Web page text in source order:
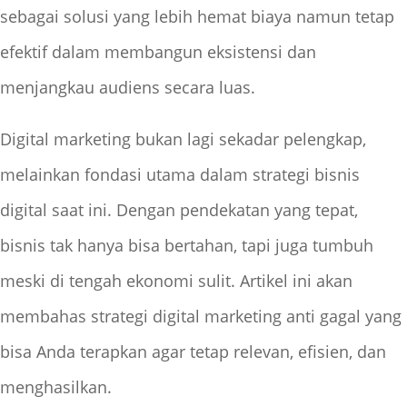
sebagai solusi yang lebih hemat biaya namun tetap
efektif dalam membangun eksistensi dan
menjangkau audiens secara luas.
Digital marketing bukan lagi sekadar pelengkap,
melainkan fondasi utama dalam strategi bisnis
digital saat ini. Dengan pendekatan yang tepat,
bisnis tak hanya bisa bertahan, tapi juga tumbuh
meski di tengah ekonomi sulit. Artikel ini akan
membahas strategi digital marketing anti gagal yang
bisa Anda terapkan agar tetap relevan, efisien, dan
menghasilkan.